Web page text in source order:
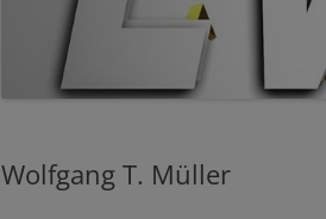
Wolfgang T. Müller